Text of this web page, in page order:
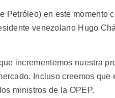
Petróleo) en este momento
venezolano Hugo
incrementemos nuestra
Incluso creemos que
ministros de la OPEP.